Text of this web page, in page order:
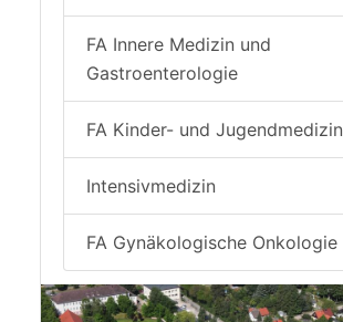
FA Innere Medizin und
Gastroenterologie
FA Kinder- und Jugendmedizin
Intensivmedizin
FA Gynäkologische Onkologie